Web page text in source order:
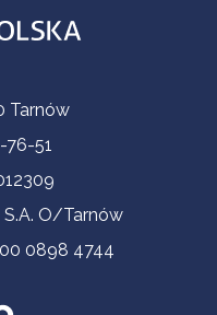
Tarnów
76-51
S.A. O/Tarnów
0898 4744